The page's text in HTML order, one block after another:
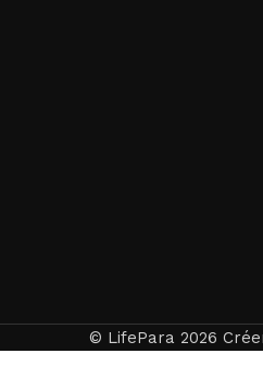
© LifePara 2026